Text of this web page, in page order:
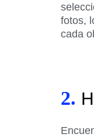
fotos,
cada
2.